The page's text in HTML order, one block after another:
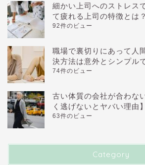
細かい上司へのストレス
て疲れる上司の特徴とは？
92件のビュー
職場で裏切りにあって人
決方法は意外とシンプル
74件のビュー
古い体質の会社が合わな
く逃げないとヤバい理由】
63件のビュー
Category